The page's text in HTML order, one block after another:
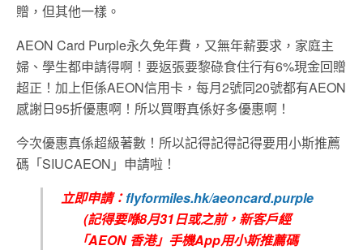
贈，但其他一樣。
AEON Card Purple永久免年費，又無年薪要求，家庭主
婦、學生都申請得啊！要返張要黎碌食住行有6%現金回贈
超正！加上佢係AEON信用卡，每月2號同20號都有AEON
感謝日95折優惠啊！所以買嘢真係好多優惠啊！
今次優惠真係超級著數！所以記得記得記得要用小斯推薦
碼「SIUCAEON」申請啦！
立即申請：flyformiles.hk/aeoncard.purple
(記得要喺8月31日或之前，新客戶經
「AEON 香港」手機App用小斯推薦碼